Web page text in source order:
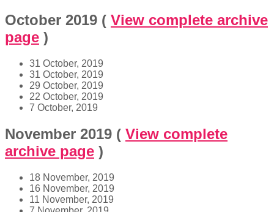
October 2019 ( View complete archive
page )
31 October, 2019
31 October, 2019
29 October, 2019
22 October, 2019
7 October, 2019
November 2019 ( View complete
archive page )
18 November, 2019
16 November, 2019
11 November, 2019